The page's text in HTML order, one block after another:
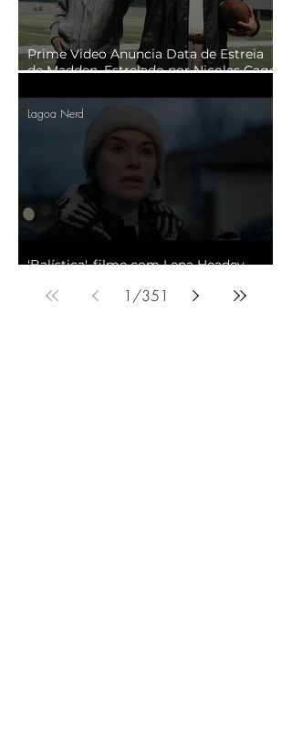
Prime Video Anuncia Data de Estreia
de Madden, Estrelado por Nicolas Cage
'Balística', filme com Lena Headey,
Lagoa Nerd
1 /351